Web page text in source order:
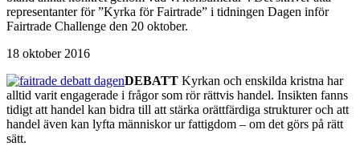
representanter för ”Kyrka för Fairtrade” i tidningen Dagen inför
Fairtrade Challenge den 20 oktober.
18 oktober 2016
DEBATT Kyrkan och enskilda kristna har
alltid varit engagerade i frågor som rör rättvis handel. Insikten fanns
tidigt att handel kan bidra till att stärka orättfärdiga strukturer och att
handel även kan lyfta människor ur fattigdom – om det görs på rätt
sätt.